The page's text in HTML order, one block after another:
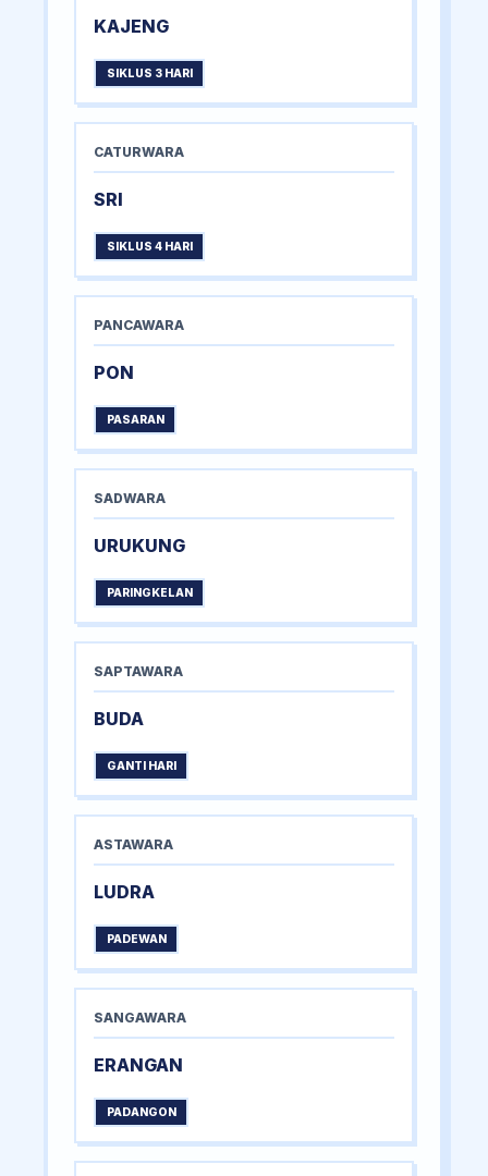
KAJENG
SIKLUS 3 HARI
CATURWARA
SRI
SIKLUS 4 HARI
PANCAWARA
PON
PASARAN
SADWARA
URUKUNG
PARINGKELAN
SAPTAWARA
BUDA
GANTI HARI
ASTAWARA
LUDRA
PADEWAN
SANGAWARA
ERANGAN
PADANGON